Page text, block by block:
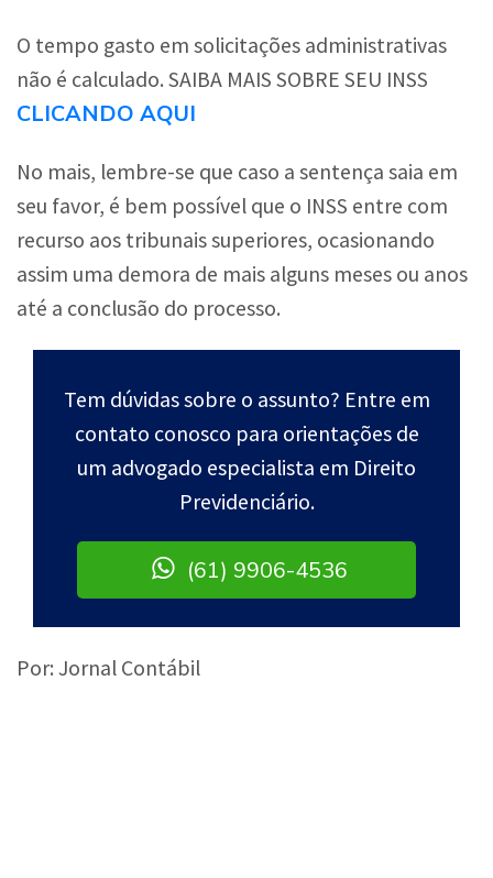
O tempo gasto em solicitações administrativas
não é calculado. SAIBA MAIS SOBRE SEU INSS
CLICANDO AQUI
No mais, lembre-se que caso a sentença saia em
seu favor, é bem possível que o INSS entre com
recurso aos tribunais superiores, ocasionando
assim uma demora de mais alguns meses ou anos
até a conclusão do processo.
Tem dúvidas sobre o assunto? Entre em
contato conosco para orientações de
um advogado especialista em Direito
Previdenciário.
(61) 9906-4536
Por: Jornal Contábil